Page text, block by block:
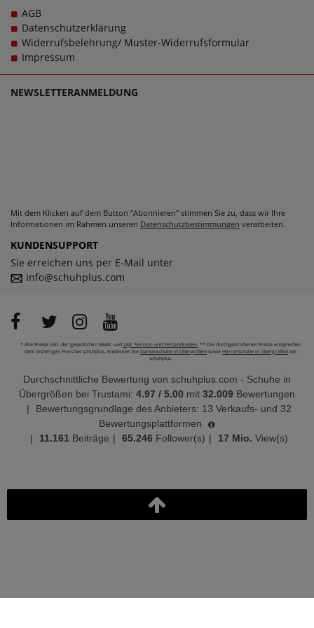
AGB
Datenschutzerklärung
Widerrufsbelehrung/ Muster-Widerrufsformular
Impressum
NEWSLETTERANMELDUNG
Mit dem Klicken auf dem Button "Abonnieren" stimmen Sie zu, dass wir Ihre
Informationen im Rahmen unseren Datenschutzbestimmungen verarbeiten.
KUNDENSUPPORT
Sie erreichen uns per E-Mail unter
info@schuhplus.com
* Alle Preise inkl. der gesetzlichen MwSt. und zzgl. Service- und Versandkosten.** Die durchgestrichenen Preise entsprechen
dem bisherigen Preis bei schuhplus. Entdecken Sie Damenschuhe in Übergrößen sowie Herrenschuhe in Übergrößen bei
schuhplus.
Durchschnittliche Bewertung von schuhplus.com - Schuhe in
Übergrößen bei Trustami: 4.97 / 5.00 mit 32.009 Bewertungen
|
Bewertungsgrundlage des Anbieters: 13 Verkaufs- und 32
Bewertungsplattformen
|
11.161 Beiträge | 65.246 Follower(s) | 17 Mio. View(s)